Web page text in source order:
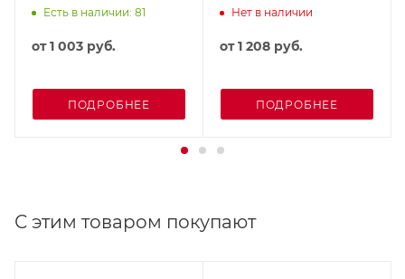
Есть в наличии: 81
от1 003 руб.
ПОДРОБНЕЕ
Нет в наличии
от1 208 руб.
ПОДРОБНЕЕ
С этим товаром покупают